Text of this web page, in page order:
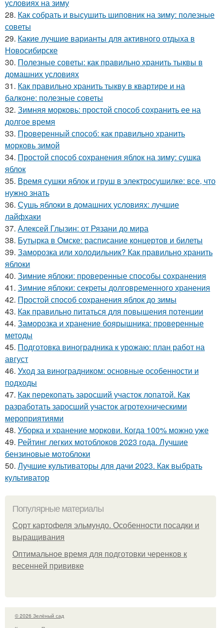
условиях на зиму
28. Как собрать и высушить шиповник на зиму: полезные
советы
29. Какие лучшие варианты для активного отдыха в
Новосибирске
30. Полезные советы: как правильно хранить тыквы в
домашних условиях
31. Как правильно хранить тыкву в квартире и на
балконе: полезные советы
32. Зимняя морковь: простой способ сохранить ее на
долгое время
33. Проверенный способ: как правильно хранить
морковь зимой
34. Простой способ сохранения яблок на зиму: сушка
яблок
35. Время сушки яблок и груш в электросушилке: все, что
нужно знать
36. Сушь яблоки в домашних условиях: лучшие
лайфхаки
37. Алексей Глызин: от Рязани до мира
38. Бутырка в Омске: расписание концертов и билеты
39. Заморозка или холодильник? Как правильно хранить
яблоки
40. Зимние яблоки: проверенные способы сохранения
41. Зимние яблоки: секреты долговременного хранения
42. Простой способ сохранения яблок до зимы
43. Как правильно питаться для повышения потенции
44. Заморозка и хранение боярышника: проверенные
методы
45. Подготовка виноградника к урожаю: план работ на
август
46. Уход за виноградником: основные особенности и
подходы
47. Как перекопать заросший участок лопатой. Как
разработать заросший участок агротехническими
мероприятиями
48. Уборка и хранение моркови. Когда 100% можно уже
49. Рейтинг легких мотоблоков 2023 года. Лучшие
бензиновые мотоблоки
50. Лучшие культиваторы для дачи 2023. Как выбрать
культиватор
Популярные материалы
Сорт картофеля эльмундо. Особенности посадки и
выращивания
Оптимальное время для подготовки черенков к
весенней прививке
© 2026 Зелёный сад